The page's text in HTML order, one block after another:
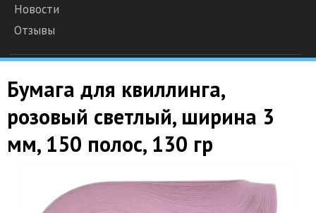
Новости
Отзывы
Бумага для квиллинга,
розовый светлый, ширина 3
мм, 150 полос, 130 гр